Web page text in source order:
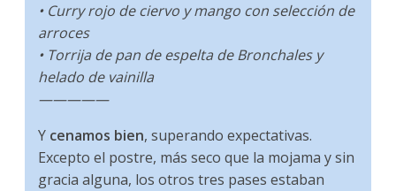
• Curry rojo de ciervo y mango con selección de
arroces
• Torrija de pan de espelta de Bronchales y
helado de vainilla
—————
Y cenamos bien, superando expectativas.
Excepto el postre, más seco que la mojama y sin
gracia alguna, los otros tres pases estaban